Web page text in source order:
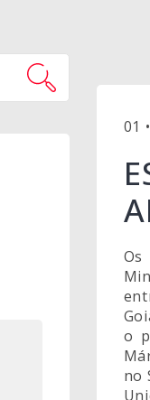
01
o
no